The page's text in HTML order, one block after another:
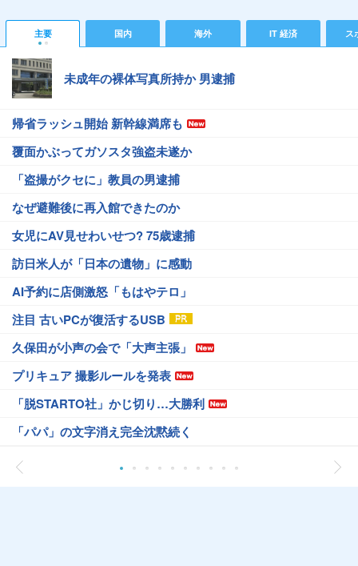
主要 国内 海外 IT 経済 ス
未成年の裸体写真所持か 男逮捕
帰省ラッシュ開始 新幹線満席も
覆面かぶってガソスタ強盗未遂か
「盗撮がクセに」教員の男逮捕
なぜ避難後に再入館できたのか
女児にAV見せわいせつ? 75歳逮捕
訪日米人が「日本の遺物」に感動
AI予約に店側激怒「もはやテロ」
注目 古いPCが復活するUSB
久保田が小声の会で「大声主張」
プリキュア 撮影ルールを発表
「脱STARTO社」かじ切り…大勝利
「パパ」の文字消え完全沈黙続く